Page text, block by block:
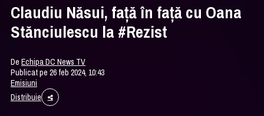
Claudiu Năsui, față în față cu Oana
Stănciulescu la #Rezist
DeEchipa DC News TV
Publicat pe 26 feb 2024, 10:43
Emisiuni
Distribuie